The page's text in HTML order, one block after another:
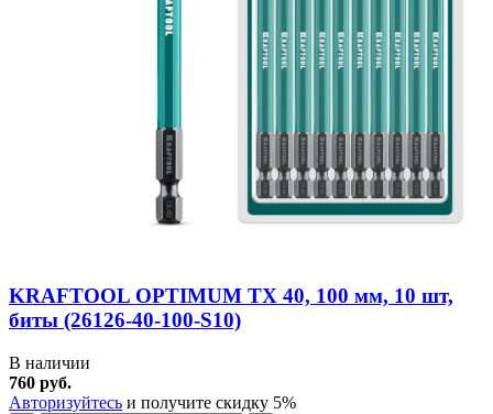
KRAFTOOL OPTIMUM TX 40, 100 мм, 10 шт,
биты (26126-40-100-S10)
В наличии
760 руб.
Авторизуйтесь и получите скидку 5%